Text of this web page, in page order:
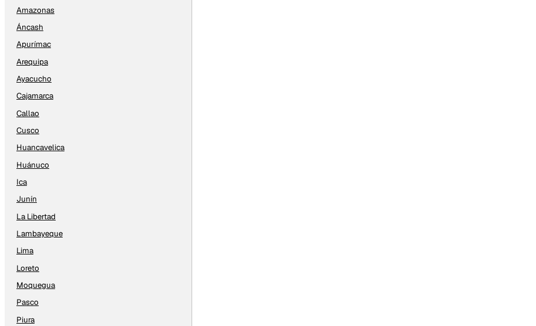
Amazonas
Áncash
Apurímac
Arequipa
Ayacucho
Cajamarca
Callao
Cusco
Huancavelica
Huánuco
Ica
Junín
La Libertad
Lambayeque
Lima
Loreto
Moquegua
Pasco
Piura